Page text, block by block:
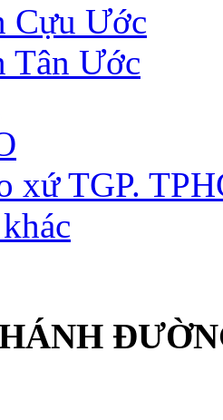
Cựu Ước
Tân Ước
xứ TGP.